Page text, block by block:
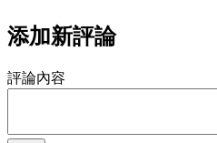
添加新評論
評論內容